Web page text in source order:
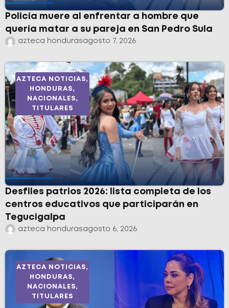
Policía muere al enfrentar a hombre que
quería matar a su pareja en San Pedro Sula
azteca hondurasagosto 7, 2026
AZTECA NOTICIAS,
HONDURAS,
NACIONALES,
TITULARES
Desfiles patrios 2026: lista completa de los
centros educativos que participarán en
Tegucigalpa
azteca hondurasagosto 6, 2026
AZTECA NOTICIAS,
HONDURAS,
NACIONALES,
TITULARES